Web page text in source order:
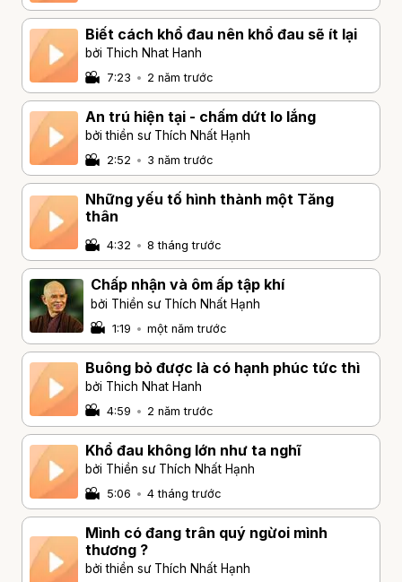
Biết cách khổ đau nên khổ đau sẽ ít lại
bởi Thich Nhat Hanh
7:23 • 2 năm trước
An trú hiện tại - chấm dứt lo lắng
bởi thiền sư Thích Nhất Hạnh
2:52 • 3 năm trước
Những yếu tố hình thành một Tăng
thân
4:32 • 8 tháng trước
Chấp nhận và ôm ấp tập khí
bởi Thiền sư Thích Nhất Hạnh
1:19 • một năm trước
Buông bỏ được là có hạnh phúc tức thì
bởi Thich Nhat Hanh
4:59 • 2 năm trước
Khổ đau không lớn như ta nghĩ
bởi Thiền sư Thích Nhất Hạnh
5:06 • 4 tháng trước
Mình có đang trân quý ngừoi mình
thương ?
bởi thiền sư Thích Nhất Hạnh